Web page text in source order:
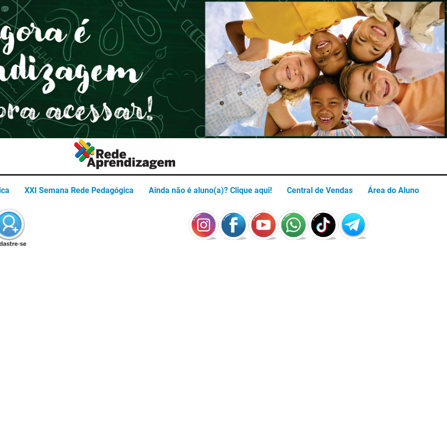
XXI Semana Rede Pedagógica Ainda não é aluno(a)? Clique aqui! Central de Vendas Área do Aluno
Termos de uso Política de privacidade